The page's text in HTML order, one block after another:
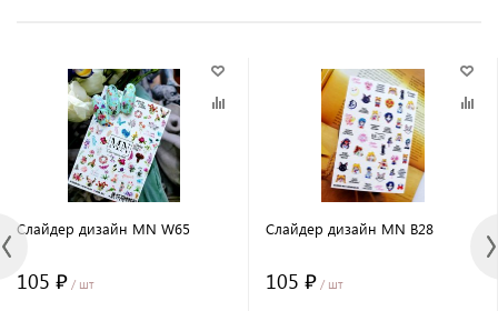
Слайдер дизайн MN W65
105 ₽ / шт
Слайдер дизайн MN B28
105 ₽ / шт